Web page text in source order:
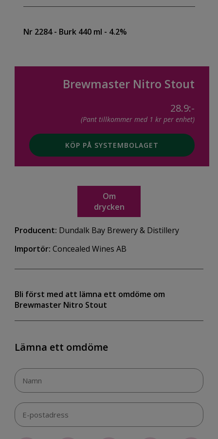
Nr 2284 - Burk 440 ml - 4.2%
Brewmaster Nitro Stout
28.9:-
(Pant tillkommer med 1 kr per enhet)
KÖP PÅ SYSTEMBOLAGET
Om
drycken
Producent: Dundalk Bay Brewery & Distillery
Importör: Concealed Wines AB
Bli först med att lämna ett omdöme om
Brewmaster Nitro Stout
Lämna ett omdöme